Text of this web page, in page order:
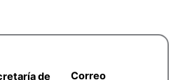
de
Correo